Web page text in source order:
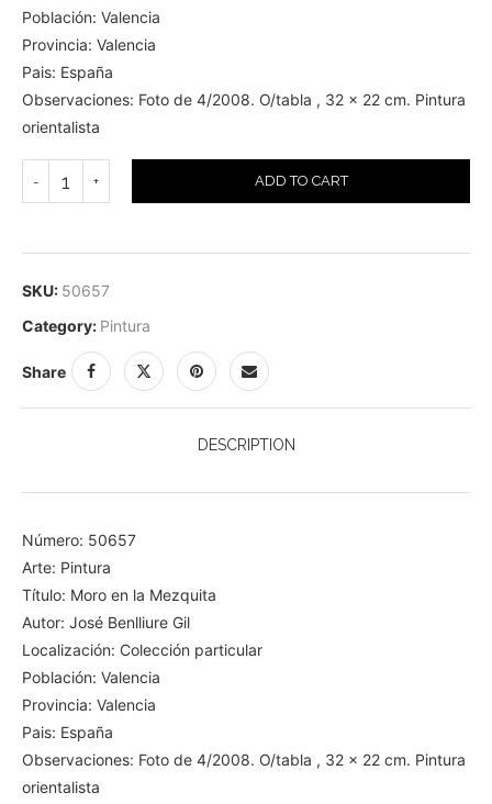
Población: Valencia
Provincia: Valencia
Pais: España
Observaciones: Foto de 4/2008. O/tabla , 32 x 22 cm. Pintura
orientalista
ADD TO CART
SKU: 50657
Category: Pintura
Share
DESCRIPTION
Número: 50657
Arte: Pintura
Título: Moro en la Mezquita
Autor: José Benlliure Gil
Localización: Colección particular
Población: Valencia
Provincia: Valencia
Pais: España
Observaciones: Foto de 4/2008. O/tabla , 32 x 22 cm. Pintura
orientalista